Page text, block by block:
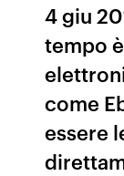
4 giu
tempo
come
essere